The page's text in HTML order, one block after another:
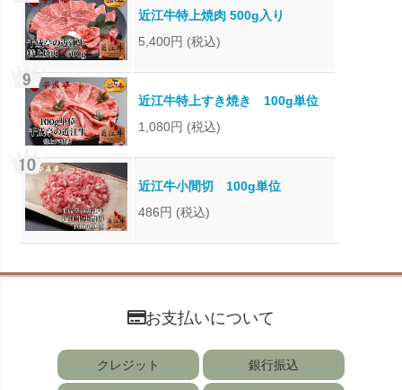
近江牛特上焼肉 500g入り
5,400円 (税込)
近江牛特上すき焼き 100g単位
1,080円 (税込)
近江牛小間切 100g単位
486円 (税込)
お支払いについて
クレジット 銀行振込